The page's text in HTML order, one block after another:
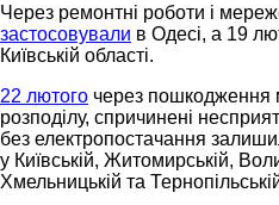
Через ремонтні роботи і
застосовували в Одесі, а 19
Київській області.
22 лютого через пошкодження
розподілу, спричинені
без електропостачання
у Київській, Житомирській,
Хмельницькій та